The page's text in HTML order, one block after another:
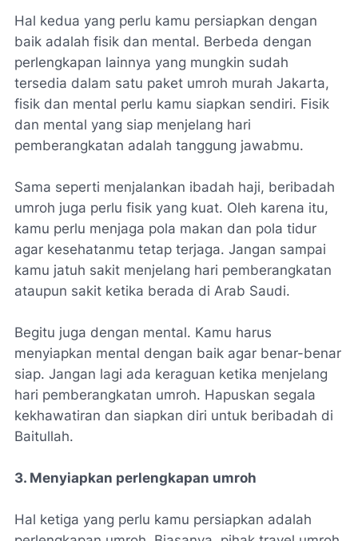
Hal kedua yang perlu kamu persiapkan dengan
baik adalah fisik dan mental. Berbeda dengan
perlengkapan lainnya yang mungkin sudah
tersedia dalam satu paket umroh murah Jakarta,
fisik dan mental perlu kamu siapkan sendiri. Fisik
dan mental yang siap menjelang hari
pemberangkatan adalah tanggung jawabmu.
Sama seperti menjalankan ibadah haji, beribadah
umroh juga perlu fisik yang kuat. Oleh karena itu,
kamu perlu menjaga pola makan dan pola tidur
agar kesehatanmu tetap terjaga. Jangan sampai
kamu jatuh sakit menjelang hari pemberangkatan
ataupun sakit ketika berada di Arab Saudi.
Begitu juga dengan mental. Kamu harus
menyiapkan mental dengan baik agar benar-benar
siap. Jangan lagi ada keraguan ketika menjelang
hari pemberangkatan umroh. Hapuskan segala
kekhawatiran dan siapkan diri untuk beribadah di
Baitullah.
3. Menyiapkan perlengkapan umroh
Hal ketiga yang perlu kamu persiapkan adalah